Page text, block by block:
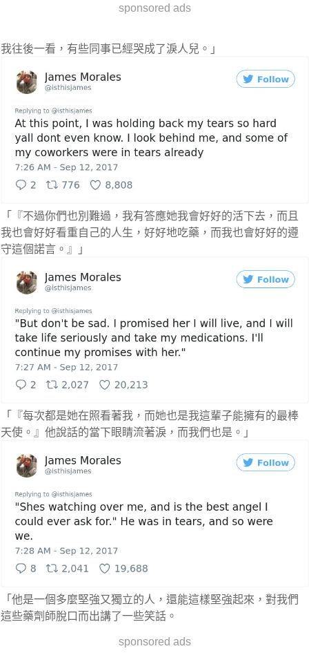
sponsored ads
我往後一看，有些同事已經哭成了淚人兒。」
「『不過你們也別難過，我有答應她我會好好的活下去，而且
我也會好好看重自己的人生，好好地吃藥，而我也會好好的遵
守這個諾言。』」
「『每次都是她在照看著我，而她也是我這輩子能擁有的最棒
天使。』他說話的當下眼睛流著淚，而我們也是。」
「他是一個多麼堅強又獨立的人，還能這樣堅強起來，對我們
這些藥劑師脫口而出講了一些笑話。
sponsored ads